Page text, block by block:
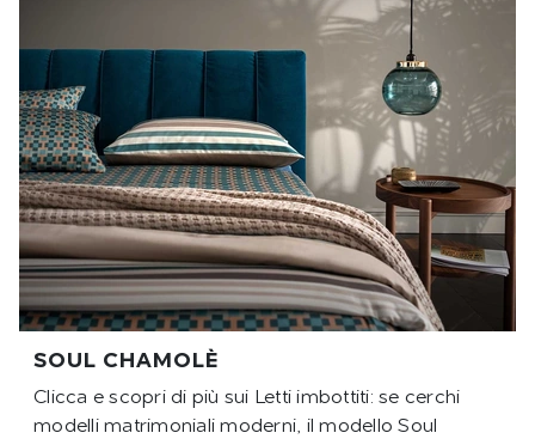
SOUL CHAMOLÈ
Clicca e scopri di più sui Letti imbottiti: se cerchi
modelli matrimoniali moderni, il modello Soul